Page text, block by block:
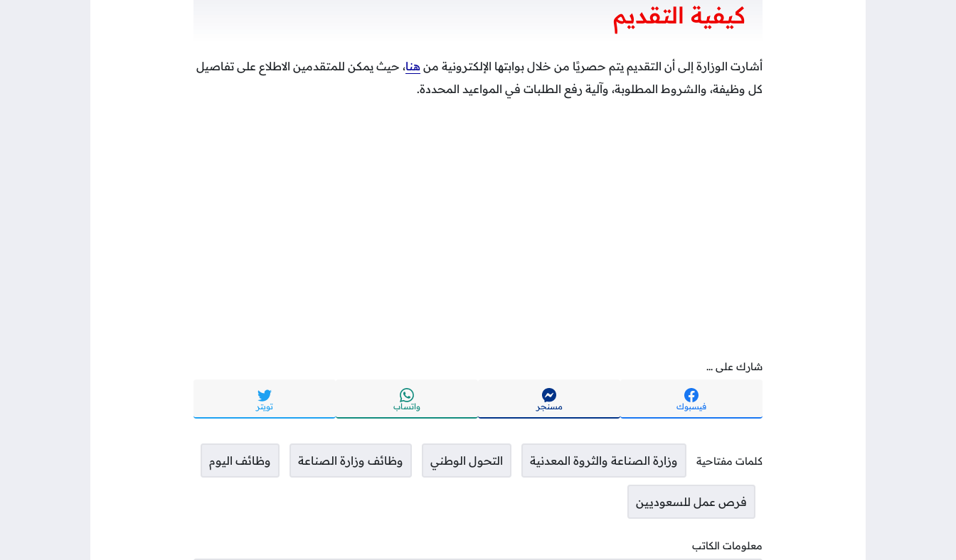
كيفية التقديم
أشارت الوزارة إلى أن التقديم يتم حصريًا من خلال بوابتها الإلكترونية من هنا، حيث يمكن للمتقدمين الاطلاع على تفاصيل
كل وظيفة، والشروط المطلوبة، وآلية رفع الطلبات في المواعيد المحددة.
شارك على ...
فيسبوك مسنجر واتساب تويتر
كلمات مفتاحية وزارة الصناعة والثروة المعدنية التحول الوطني وظائف وزارة الصناعة وظائف اليوم
فرص عمل للسعوديين
معلومات الكاتب